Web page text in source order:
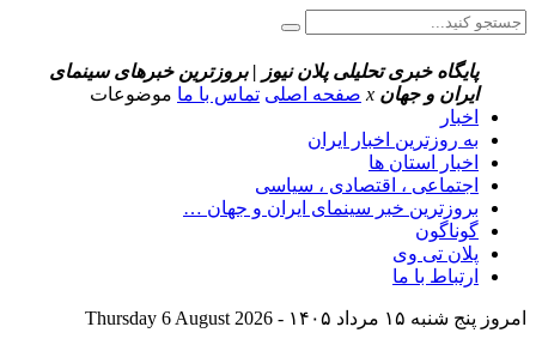
پایگاه خبری تحلیلی پلان نیوز | بروزترین خبرهای سینمای
ایران و جهان x صفحه اصلی تماس با ما موضوعات
اخبار
به روزترین اخبار ایران
اخبار استان ها
اجتماعی ، اقتصادی ، سیاسی
بروزترین خبر سینمای ایران و جهان …
گوناگون
پلان تی وی
ارتباط با ما
امروز پنج شنبه ۱۵ مرداد ۱۴۰۵ - Thursday 6 August 2026